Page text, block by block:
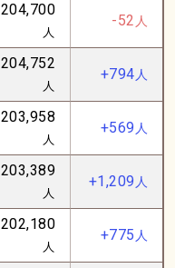
204,700
人
-52 人
204,752
人
+794人
203,958
人
+569 人
203,389
人
+1,209 人
202,180
人
+775 人